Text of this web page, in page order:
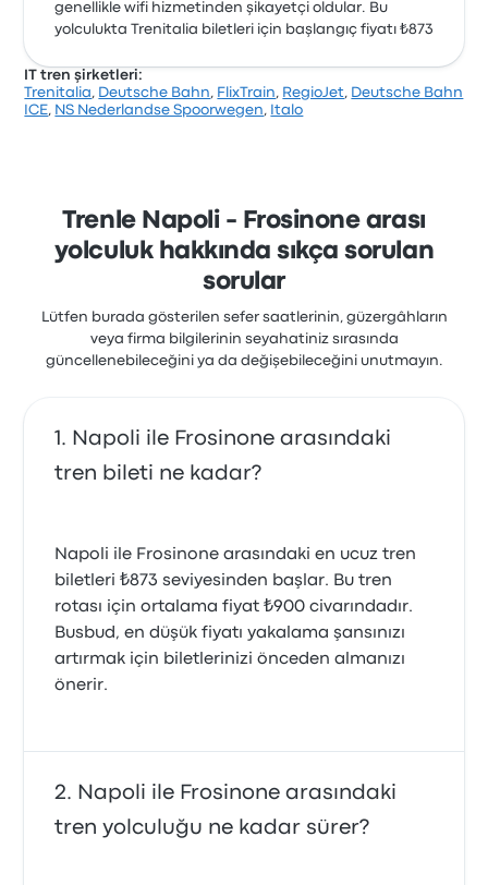
genellikle wifi hizmetinden şikayetçi oldular. Bu
yolculukta Trenitalia biletleri için başlangıç fiyatı ₺873
IT tren şirketleri:
Trenitalia, Deutsche Bahn, FlixTrain, RegioJet, Deutsche Bahn
ICE, NS Nederlandse Spoorwegen, Italo
Trenle Napoli - Frosinone arası
yolculuk hakkında sıkça sorulan
sorular
Lütfen burada gösterilen sefer saatlerinin, güzergâhların
veya firma bilgilerinin seyahatiniz sırasında
güncellenebileceğini ya da değişebileceğini unutmayın.
Napoli ile Frosinone arasındaki
tren bileti ne kadar?
Napoli ile Frosinone arasındaki en ucuz tren
biletleri ₺873 seviyesinden başlar. Bu tren
rotası için ortalama fiyat ₺900 civarındadır.
Busbud, en düşük fiyatı yakalama şansınızı
artırmak için biletlerinizi önceden almanızı
önerir.
Napoli ile Frosinone arasındaki
tren yolculuğu ne kadar sürer?